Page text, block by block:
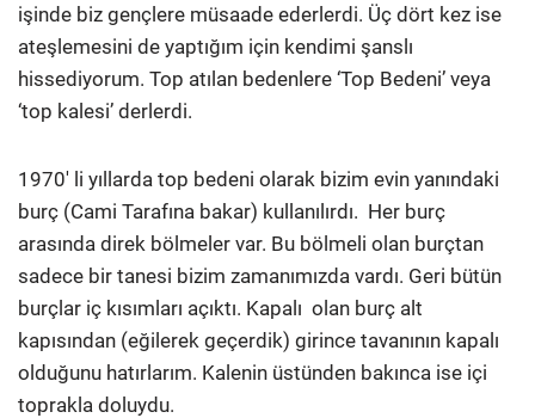
işinde biz gençlere müsaade ederlerdi. Üç dört kez ise
ateşlemesini de yaptığım için kendimi şanslı
hissediyorum. Top atılan bedenlere ‘Top Bedeni’ veya
‘top kalesi’ derlerdi.
1970′ li yıllarda top bedeni olarak bizim evin yanındaki
burç (Cami Tarafına bakar) kullanılırdı. Her burç
arasında direk bölmeler var. Bu bölmeli olan burçtan
sadece bir tanesi bizim zamanımızda vardı. Geri bütün
burçlar iç kısımları açıktı. Kapalı olan burç alt
kapısından (eğilerek geçerdik) girince tavanının kapalı
olduğunu hatırlarım. Kalenin üstünden bakınca ise içi
toprakla doluydu.